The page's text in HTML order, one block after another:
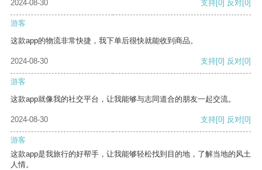
2024-08-30 支持[0] 反对[0]
游客
这款app的物流非常快捷，我下单后很快就能收到商品。
2024-08-30 支持[0] 反对[0]
游客
这款app就像我的社交平台，让我能够与志同道合的朋友一起交流。
2024-08-30 支持[0] 反对[0]
游客
这款app是我旅行的好帮手，让我能够轻松找到目的地，了解当地的风土
人情。